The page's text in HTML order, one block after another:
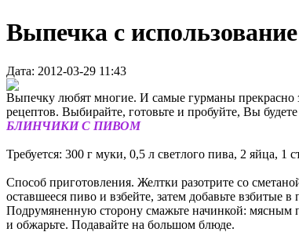
Выпечка с
Дата: 2012-03-29 11:43
Выпечку любят многие. И самые гурманы прекрасно
рецептов. Выбирайте, готовьте и пробуйте, Вы
БЛИНЧИКИ С ПИВОМ
Требуется: 300 г муки, 0,5 л светлого пива, 2 яйца, 1
Способ приготовления. Желтки разотрите со
оставшееся пиво и взбейте, затем добавьте
Подрумяненную сторону смажьте начинкой: мясным
и обжарьте. Подавайте на большом блюде.